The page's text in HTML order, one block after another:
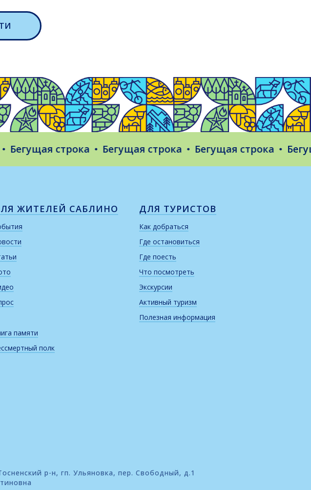
строка Бегущая строка Бегущая строка
ЖИТЕЛЕЙ САБЛИНО
памяти
полк
ДЛЯ ТУРИСТОВ
Как добраться
Где остановиться
Где поесть
Что посмотреть
Экскурсии
Активный туризм
Полезная информация
р-н, гп. Ульяновка, пер. Свободный, д.1